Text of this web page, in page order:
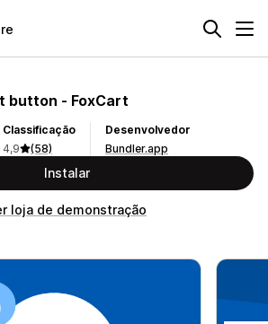
button ‑ FoxCart
Classificação
4,9
(58)
Desenvolvedor
Bundler.app
Instalar
loja de demonstração